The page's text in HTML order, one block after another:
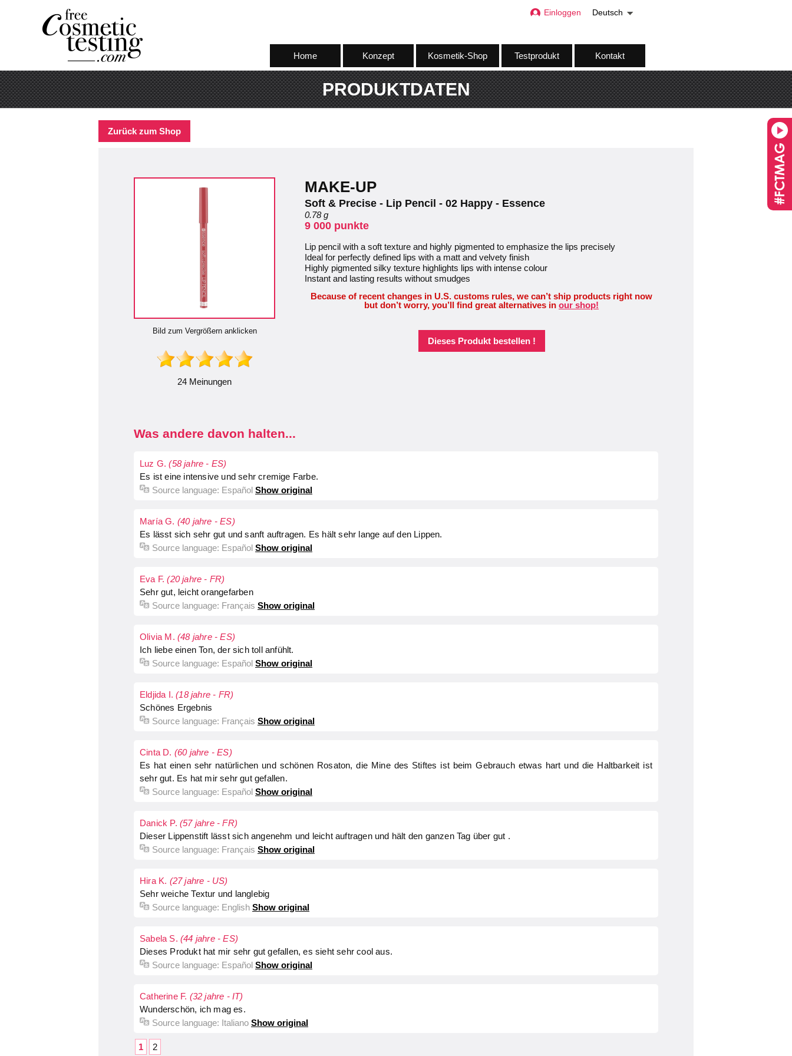
Home Konzept Kosmetik-Shop Testprodukt Kontakt
Einloggen Deutsch
PRODUKTDATEN
Zurück zum Shop
Bild zum Vergrößern anklicken
24 Meinungen
MAKE-UP
Soft & Precise - Lip Pencil - 02 Happy - Essence
0.78 g
9 000 punkte
Lip pencil with a soft texture and highly pigmented to emphasize the lips precisely
Ideal for perfectly defined lips with a matt and velvety finish
Highly pigmented silky texture highlights lips with intense colour
Instant and lasting results without smudges
Because of recent changes in U.S. customs rules, we can’t ship products right now
but don’t worry, you’ll find great alternatives in our shop!
Dieses Produkt bestellen !
Was andere davon halten...
Luz G.(58 jahre - ES)
Es ist eine intensive und sehr cremige Farbe.
Source language: Español Show original
María G. (40 jahre - ES)
Es lässt sich sehr gut und sanft auftragen. Es hält sehr lange auf den Lippen.
Source language: Español Show original
Eva F.(20 jahre - FR)
Sehr gut, leicht orangefarben
Source language: Français Show original
Olivia M. (48 jahre - ES)
Ich liebe einen Ton, der sich toll anfühlt.
Source language: Español Show original
Eldjida I.(18 jahre - FR)
Schönes Ergebnis
Source language: Français Show original
Cinta D. (60 jahre - ES)
Es hat einen sehr natürlichen und schönen Rosaton, die Mine des Stiftes ist beim Gebrauch etwas hart und die Haltbarkeit ist
sehr gut. Es hat mir sehr gut gefallen.
Source language: Español Show original
Danick P. (57 jahre - FR)
Dieser Lippenstift lässt sich angenehm und leicht auftragen und hält den ganzen Tag über gut .
Source language: Français Show original
Hira K. (27 jahre - US)
Sehr weiche Textur und langlebig
Source language: English Show original
Sabela S. (44 jahre - ES)
Dieses Produkt hat mir sehr gut gefallen, es sieht sehr cool aus.
Source language: Español Show original
Catherine F. (32 jahre - IT)
Wunderschön, ich mag es.
Source language: Italiano Show original
1 2